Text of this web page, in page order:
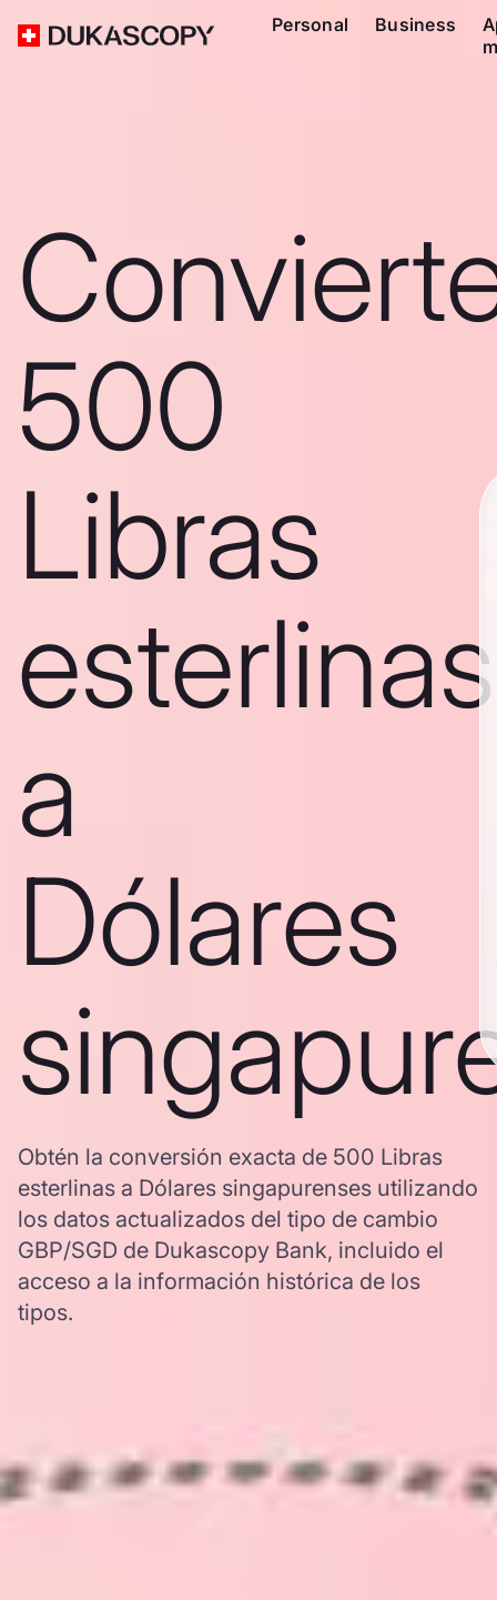
Personal Business
500
Libras
esterlinas
a
Dólares
Obtén la conversión exacta de 500 Libras
esterlinas a Dólares singapurenses utilizando
los datos actualizados del tipo de cambio
GBP/SGD de Dukascopy Bank, incluido el
acceso a la información histórica de los
tipos.